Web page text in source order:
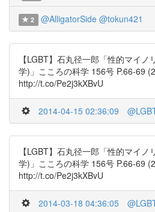
2 @AlligatorSide @tokun421
【LGBT】石丸径一郎「性的マイ
学)」こころの科学 156号 P.66-69
http://t.co/Pe2j3kXBvU
2014-04-15 02:36:09
【LGBT】石丸径一郎「性的マイ
学)」こころの科学 156号 P.66-69
http://t.co/Pe2j3kXBvU
2014-03-18 04:36:05